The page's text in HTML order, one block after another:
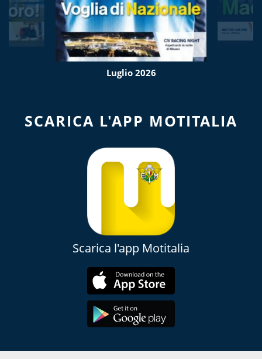
Luglio 2026
SCARICA L'APP MOTITALIA
Scarica l'app Motitalia